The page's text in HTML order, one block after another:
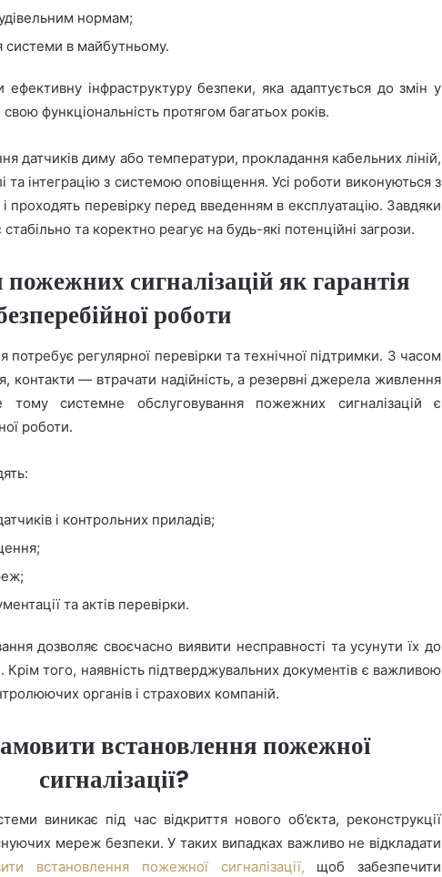
нормам;
системи в майбутньому.
ефективну інфраструктуру безпеки, яка адаптується до змін у
функціональність протягом багатьох років.
датчиків диму або температури, прокладання кабельних ліній,
та інтеграцію з системою оповіщення. Усі роботи виконуються з
проходять перевірку перед введенням в експлуатацію. Завдяки
та коректно реагує на будь-які потенційні загрози.
сигналізацій як гарантія
роботи
потребує регулярної перевірки та технічної підтримки. З часом
контакти — втрачати надійність, а резервні джерела живлення
системне обслуговування пожежних сигналізацій є
роботи.
і контрольних приладів;
та актів перевірки.
дозволяє своєчасно виявити несправності та усунути їх до
Крім того, наявність підтверджувальних документів є важливою
органів і страхових компаній.
встановлення пожежної
сигналізації?
виникає під час відкриття нового об’єкта, реконструкції
мереж безпеки. У таких випадках важливо не відкладати
встановлення пожежної сигналізації, щоб забезпечити